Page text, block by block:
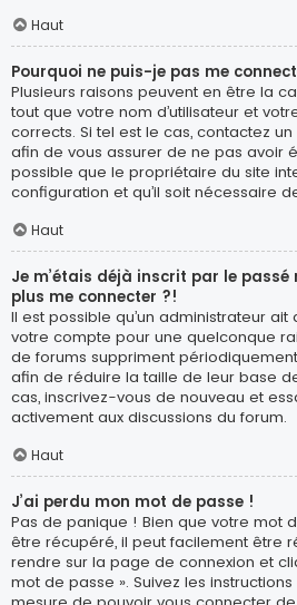
Haut
Pourquoi ne puis-je pas me
Plusieurs raisons peuvent en être la
tout que votre nom d’utilisateur et
corrects. Si tel est le cas, contactez
afin de vous assurer de ne pas avoir
possible que le propriétaire du site
configuration et qu’il soit nécessaire
Haut
Je m’étais déjà inscrit par le passé
plus me connecter ?!
Il est possible qu’un administrateur
votre compte pour une quelconque
de forums suppriment
afin de réduire la taille de leur base
cas, inscrivez-vous de nouveau et
activement aux discussions du forum.
Haut
J’ai perdu mon mot de passe !
Pas de panique ! Bien que votre mot
être récupéré, il peut facilement être
rendre sur la page de connexion et
mot de passe ». Suivez les